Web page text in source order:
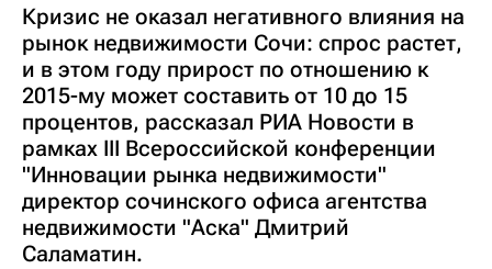
Кризис не оказал негативного влияния на
рынок недвижимости Сочи: спрос растет,
и в этом году прирост по отношению к
2015-му может составить от 10 до 15
процентов, рассказал РИА Новости в
рамках III Всероссийской конференции
"Инновации рынка недвижимости"
директор сочинского офиса агентства
недвижимости "Аска" Дмитрий
Саламатин.